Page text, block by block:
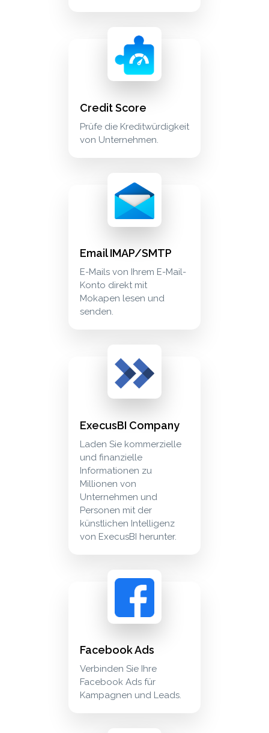
credit score prüfe die kreditwürdigkeit von
Credit Score
Prüfe die Kreditwürdigkeit
von Unternehmen.
email imap/smtp e-mails von ihrem e-mail-
communication
Email IMAP/SMTP
E-Mails von Ihrem E-Mail-
Konto direkt mit
Mokapen lesen und
senden.
execusbi company laden sie kommerzielle
ExecusBI Company
Laden Sie kommerzielle
und finanzielle
Informationen zu
Millionen von
Unternehmen und
Personen mit der
künstlichen Intelligenz
von ExecusBI herunter.
facebook ads verbinden sie ihre facebook
Facebook Ads
Verbinden Sie Ihre
Facebook Ads für
Kampagnen und Leads.